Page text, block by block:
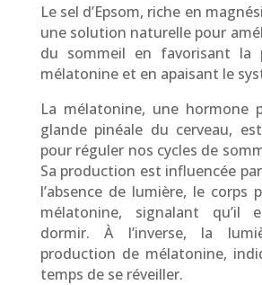
Le sel d’Epsom, riche en
une solution naturelle pour
du sommeil en favorisant la
mélatonine et en apaisant le
La mélatonine, une hormone
glande pinéale du cerveau,
pour réguler nos cycles de
Sa production est influencée
l’absence de lumière, le corps
mélatonine, signalant qu’il
dormir. À l’inverse, la
production de mélatonine,
temps de se réveiller.